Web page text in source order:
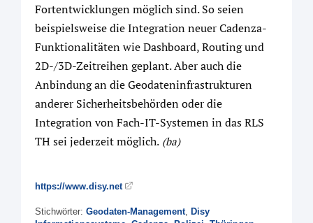
Fortentwicklungen möglich sind. So seien
beispielsweise die Integration neuer Cadenza-
Funktionalitäten wie Dashboard, Routing und
2D-/3D-Zeitreihen geplant. Aber auch die
Anbindung an die Geodateninfrastrukturen
anderer Sicherheitsbehörden oder die
Integration von Fach-IT-Systemen in das RLS
TH sei jederzeit möglich. (ba)
https://www.disy.net
Stichwörter: Geodaten-Management
Disy